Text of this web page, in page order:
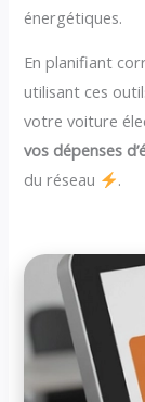
énergétiques.
En planifiant
utilisant ces
votre voiture
vos dépenses
du réseau
.